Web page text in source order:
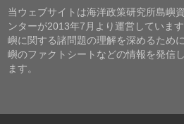
6. 生態系
7. 環境
当ウェブサイトは海洋政策研究所島嶼
ンターが2013年7月より運営していま
嶼に関する諸問題の理解を深めるため
嶼のファクトシートなどの情報を発信
ます。